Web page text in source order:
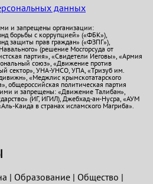
данных
и запрещены организации:
борьбы с коррупцией» («ФБК»),
защиты прав граждан» («ФЗПГ»),
(решение Мосгорсуда от
партия», «Свидетели Иеговы», «Армия
союз», «Движение против
сектор», УНА-УНСО, УПА, «Тризуб им.
«Меджлис крымскотатарского
общероссийская политическая партия
и запрещены: «Движение Талибан»,
(ИГ, ИГИЛ), Джебхад-ан-Нусра, «АУМ
Каида в странах исламского Магриба».
| Образование| Общество |